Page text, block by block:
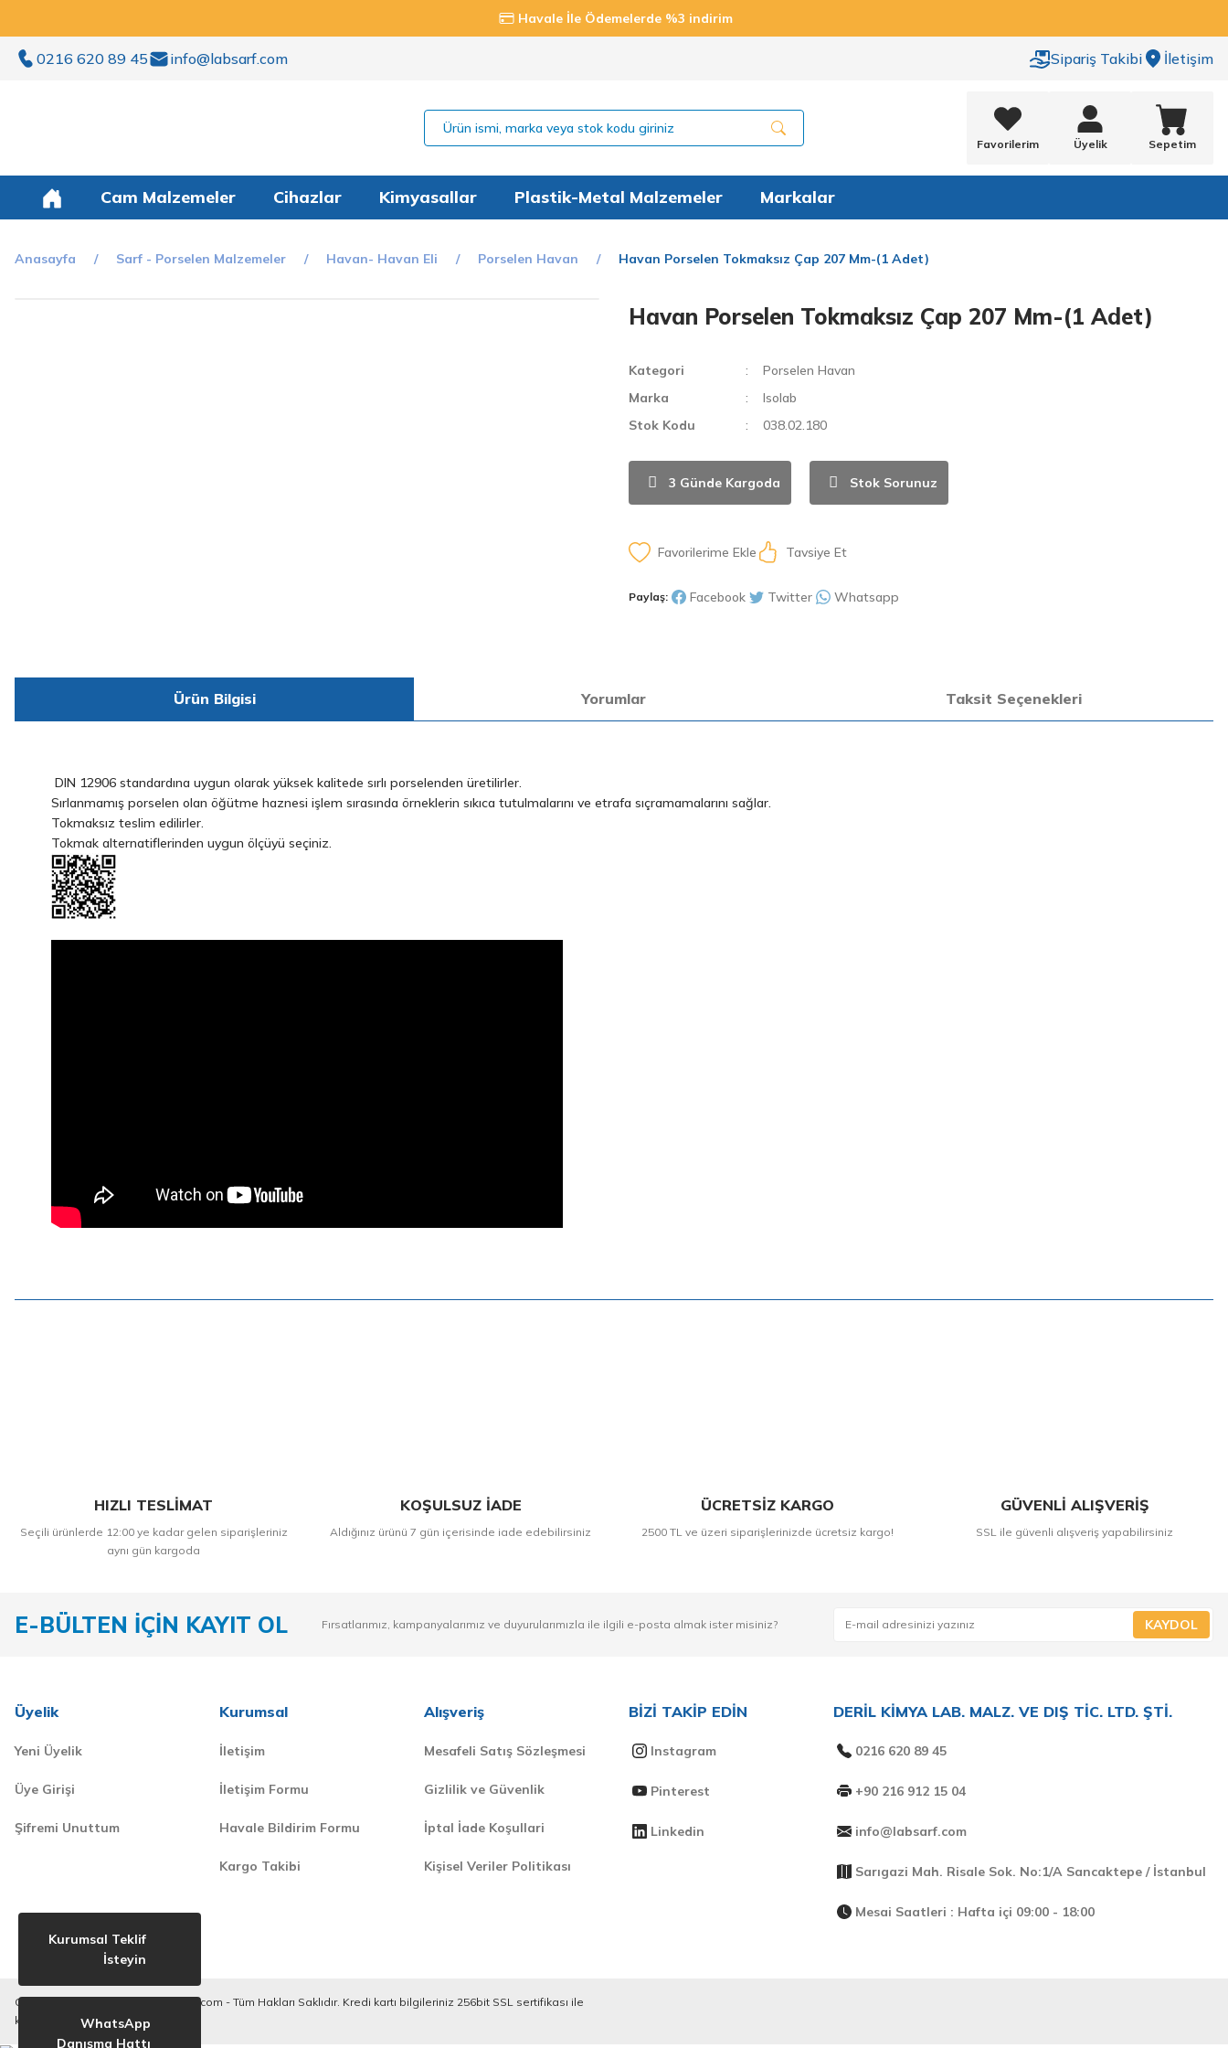
Havale İle Ödemelerde %3 indirim
0216 620 89 45 info@labsarf.com Sipariş Takibi İletişim
Favorilerim Üyelik Sepetim
Cam Malzemeler Cihazlar Kimyasallar Plastik-Metal Malzemeler Markalar
Anasayfa Sarf - Porselen Malzemeler Havan- Havan Eli Porselen Havan Havan Porselen Tokmaksız Çap 207 Mm-(1 Adet)
Havan Porselen Tokmaksız Çap 207 Mm-(1 Adet)
Kategori
Porselen Havan
Marka
Isolab
Stok Kodu
038.02.180
3 Günde Kargoda Stok Sorunuz
Tavsiye Et
Paylaş: Facebook Twitter Whatsapp
Ürün Bilgisi Yorumlar Taksit Seçenekleri
DIN 12906 standardına uygun olarak yüksek kalitede sırlı porselenden üretilirler.
Sırlanmamış porselen olan öğütme haznesi işlem sırasında örneklerin sıkıca tutulmalarını ve etrafa sıçramamalarını sağlar.
Tokmaksız teslim edilirler.
Tokmak alternatiflerinden uygun ölçüyü seçiniz.
HIZLI TESLİMAT
Seçili ürünlerde 12:00 ye kadar gelen siparişleriniz
aynı gün kargoda
KOŞULSUZ İADE
Aldığınız ürünü 7 gün içerisinde iade edebilirsiniz
ÜCRETSİZ KARGO
2500 TL ve üzeri siparişlerinizde ücretsiz kargo!
GÜVENLİ ALIŞVERİŞ
SSL ile güvenli alışveriş yapabilirsiniz
E-BÜLTEN İÇİN KAYIT OL Fırsatlarımız, kampanyalarımız ve duyurularımızla ile ilgili e-posta almak ister misiniz? KAYDOL
Üyelik
Yeni Üyelik
Üye Girişi
Şifremi Unuttum
Kurumsal
İletişim
İletişim Formu
Havale Bildirim Formu
Kargo Takibi
Alışveriş
Mesafeli Satış Sözleşmesi
Gizlilik ve Güvenlik
İptal İade Koşullari
Kişisel Veriler Politikası
BİZİ TAKİP EDİN
Instagram
Pinterest
Linkedin
DERİL KİMYA LAB. MALZ. VE DIŞ TİC. LTD. ŞTİ.
0216 620 89 45
+90 216 912 15 04
info@labsarf.com
Sarıgazi Mah. Risale Sok. No:1/A Sancaktepe / İstanbul
Mesai Saatleri : Hafta içi 09:00 - 18:00
Copyright © 2020-2023. derilkimya.com - Tüm Hakları Saklıdır. Kredi kartı bilgileriniz 256bit SSL sertifikası ile
korunmaktadır.
Kurumsal Teklif
İsteyin
WhatsApp
Danışma Hattı